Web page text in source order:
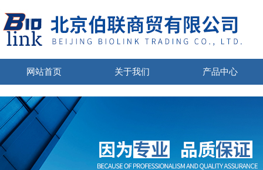
网站首页 关于我们 产品中心